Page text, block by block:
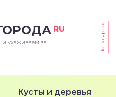
RU
ухаживаем за
Популярное
Кусты и деревья